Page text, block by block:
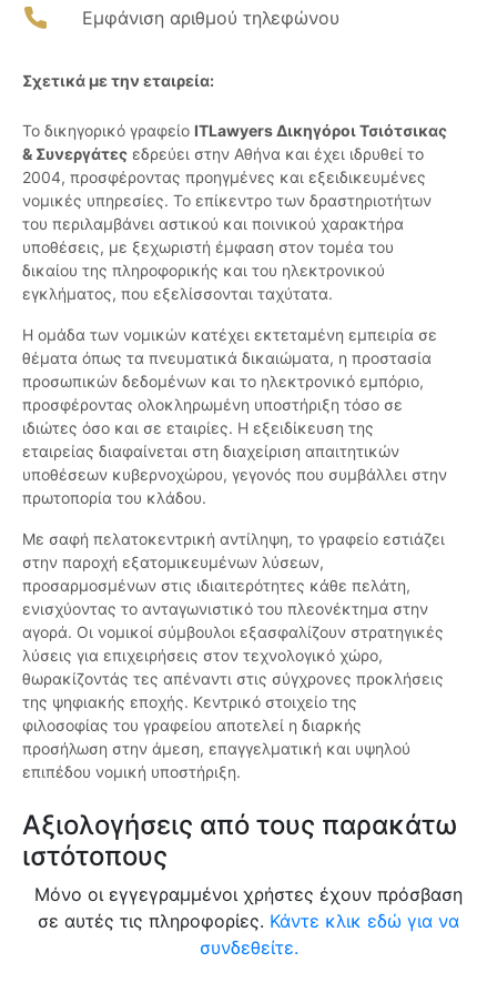
Εμφάνιση αριθμού τηλεφώνου
Σχετικά με την εταιρεία:
Το δικηγορικό γραφείο ITLawyers Δικηγόροι Τσιότσικας
& Συνεργάτες εδρεύει στην Αθήνα και έχει ιδρυθεί το
2004, προσφέροντας προηγμένες και εξειδικευμένες
νομικές υπηρεσίες. Το επίκεντρο των δραστηριοτήτων
του περιλαμβάνει αστικού και ποινικού χαρακτήρα
υποθέσεις, με ξεχωριστή έμφαση στον τομέα του
δικαίου της πληροφορικής και του ηλεκτρονικού
εγκλήματος, που εξελίσσονται ταχύτατα.
Η ομάδα των νομικών κατέχει εκτεταμένη εμπειρία σε
θέματα όπως τα πνευματικά δικαιώματα, η προστασία
προσωπικών δεδομένων και το ηλεκτρονικό εμπόριο,
προσφέροντας ολοκληρωμένη υποστήριξη τόσο σε
ιδιώτες όσο και σε εταιρίες. Η εξειδίκευση της
εταιρείας διαφαίνεται στη διαχείριση απαιτητικών
υποθέσεων κυβερνοχώρου, γεγονός που συμβάλλει στην
πρωτοπορία του κλάδου.
Με σαφή πελατοκεντρική αντίληψη, το γραφείο εστιάζει
στην παροχή εξατομικευμένων λύσεων,
προσαρμοσμένων στις ιδιαιτερότητες κάθε πελάτη,
ενισχύοντας το ανταγωνιστικό του πλεονέκτημα στην
αγορά. Οι νομικοί σύμβουλοι εξασφαλίζουν στρατηγικές
λύσεις για επιχειρήσεις στον τεχνολογικό χώρο,
θωρακίζοντάς τες απέναντι στις σύγχρονες προκλήσεις
της ψηφιακής εποχής. Κεντρικό στοιχείο της
φιλοσοφίας του γραφείου αποτελεί η διαρκής
προσήλωση στην άμεση, επαγγελματική και υψηλού
επιπέδου νομική υποστήριξη.
Αξιολογήσεις από τους παρακάτω
ιστότοπους
Μόνο οι εγγεγραμμένοι χρήστες έχουν πρόσβαση
σε αυτές τις πληροφορίες. Κάντε κλικ εδώ για να
συνδεθείτε.